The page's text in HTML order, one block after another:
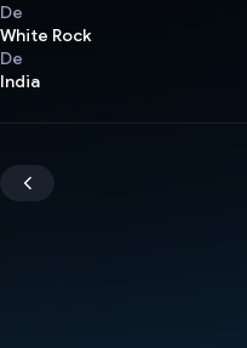
De
White Rock
De
India